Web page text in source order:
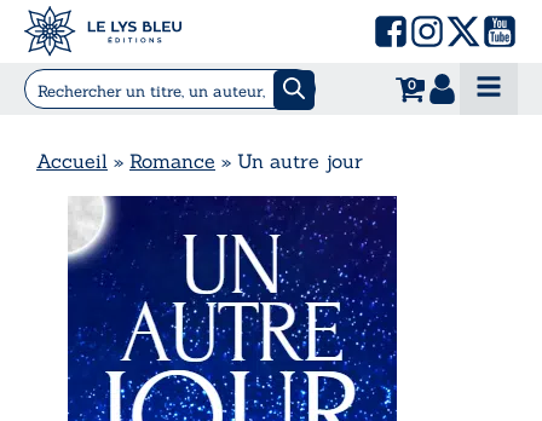
0
Accueil » Romance » Un autre jour